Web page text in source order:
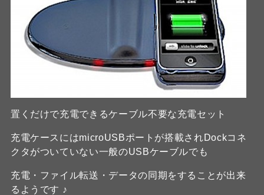
置くだけで充電できるケーブル不要な充電セット
充電ケースにはmicroUSBポートが搭載されDockコネ
クタがついていない一般のUSBケーブルでも
充電・ファイル転送・データの同期をすることが出来
るようです ♪